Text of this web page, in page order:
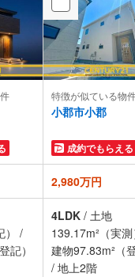
特徴が似ている物
小郡市小郡
成約でもらえる
2,980万円
/
記）
4LDK / 土地
139.17m²（実
建物97.83m²（
/ 地上2階